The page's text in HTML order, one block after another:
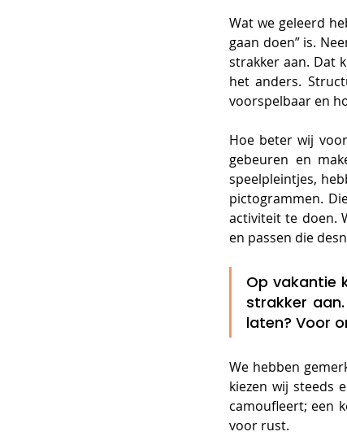
Wat we geleerd
gaan doen” is.
strakker aan. Dat
het anders.
voorspelbaar en
Hoe beter wij
gebeuren en
speelpleintjes,
pictogrammen.
activiteit te doen.
en passen die
Op vakantie
strakker
laten? Voor
We hebben
kiezen wij steeds
camoufleert; een
voor rust.